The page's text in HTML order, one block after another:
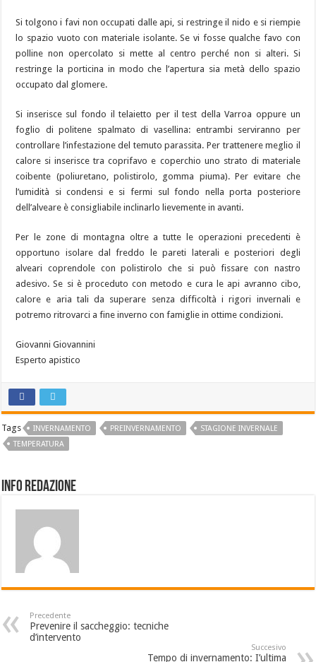
Si tolgono i favi non occupati dalle api, si restringe il nido e si riempie
lo spazio vuoto con materiale isolante. Se vi fosse qualche favo con
polline non opercolato si mette al centro perché non si alteri. Si
restringe la porticina in modo che l’apertura sia metà dello spazio
occupato dal glomere.
Si inserisce sul fondo il telaietto per il test della Varroa oppure un
foglio di politene spalmato di vasellina: entrambi serviranno per
controllare l’infestazione del temuto parassita. Per trattenere meglio il
calore si inserisce tra coprifavo e coperchio uno strato di materiale
coibente (poliuretano, polistirolo, gomma piuma). Per evitare che
l’umidità si condensi e si fermi sul fondo nella porta posteriore
dell’alveare è consigliabile inclinarlo lievemente in avanti.
Per le zone di montagna oltre a tutte le operazioni precedenti è
opportuno isolare dal freddo le pareti laterali e posteriori degli
alveari coprendole con polistirolo che si può fissare con nastro
adesivo. Se si è proceduto con metodo e cura le api avranno cibo,
calore e aria tali da superare senza difficoltà i rigori invernali e
potremo ritrovarci a fine inverno con famiglie in ottime condizioni.
Giovanni Giovannini
Esperto apistico
Tags INVERNAMENTO PREINVERNAMENTO
STAGIONE INVERNALE
TEMPERATURA
Info Redazione
Precedente
Prevenire il saccheggio: tecniche
d’intervento
Succesivo
Tempo di invernamento: I’ultima